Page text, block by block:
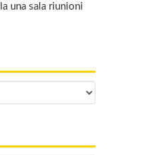
una sala riunioni